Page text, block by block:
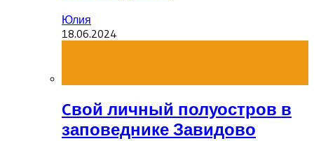
Юлия
18.06.2024
Cвой личный полуостров в
заповеднике Завидово